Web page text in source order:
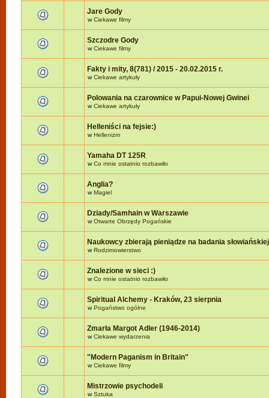
Jare Gody
wCiekawe filmy
Szczodre Gody
wCiekawe filmy
Fakty i mity, 8(781) / 2015 - 20.02.2015 r.
wCiekawe artykuły
Polowania na czarownice w Papui-Nowej Gwinei
wCiekawe artykuły
Helleniści na fejsie:)
wHellenizm
Yamaha DT 125R
wCo mnie ostatnio rozbawiło
Anglia?
wMagiel
Dziady/Samhain w Warszawie
wOtwarte Obrzędy Pogańskie
Naukowcy zbierają pieniądze na badania
wRodzimowierstwo
Znalezione w sieci :)
wCo mnie ostatnio rozbawiło
Spiritual Alchemy - Kraków, 23 sierpnia
wPogaństwo ogólne
Zmarła Margot Adler (1946-2014)
wCiekawe wydarzenia
"Modern Paganism in Britain"
wCiekawe filmy
Mistrzowie psychodeli
wSztuka